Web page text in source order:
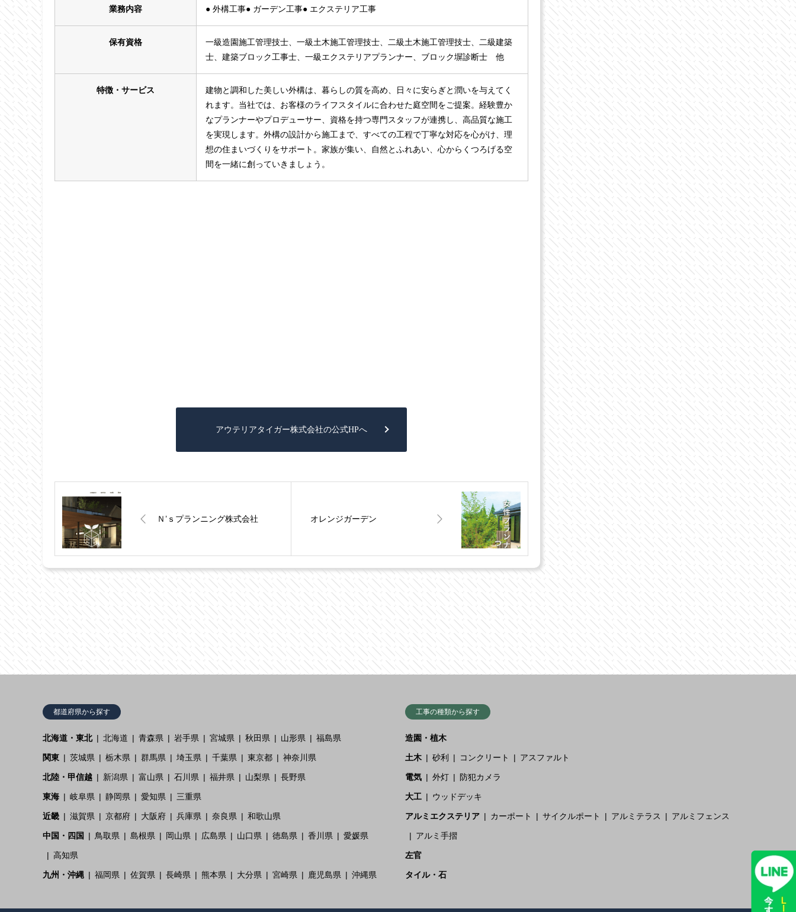
業務内容 ● 外構工事● ガーデン工事● エクステリア工事
保有資格
一級造園施工管理技士、一級土木施工管理技士、二級土木施工管理技士、二級建築
士、建築ブロック工事士、一級エクステリアプランナー、ブロック塀診断士 他
特徴・サービス
建物と調和した美しい外構は、暮らしの質を高め、日々に安らぎと潤いを与えてく
れます。当社では、お客様のライフスタイルに合わせた庭空間をご提案。経験豊か
なプランナーやプロデューサー、資格を持つ専門スタッフが連携し、高品質な施工
を実現します。外構の設計から施工まで、すべての工程で丁寧な対応を心がけ、理
想の住まいづくりをサポート。家族が集い、自然とふれあい、心からくつろげる空
間を一緒に創っていきましょう。
アウテリアタイガー株式会社の公式HPへ
Ｎ’ｓプランニング株式会社 オレンジガーデン
都道府県から探す
北海道・東北 北海道 青森県 岩手県 宮城県 秋田県 山形県 福島県
関東 茨城県 栃木県 群馬県 埼玉県 千葉県 東京都 神奈川県
北陸・甲信越 新潟県 富山県 石川県 福井県 山梨県 長野県
東海 岐阜県 静岡県 愛知県 三重県
近畿 滋賀県 京都府 大阪府 兵庫県 奈良県 和歌山県
中国・四国 鳥取県 島根県 岡山県 広島県 山口県 徳島県 香川県 愛媛県
高知県
九州・沖縄 福岡県 佐賀県 長崎県 熊本県 大分県 宮崎県 鹿児島県 沖縄県
工事の種類から探す
造園・植木
土木 砂利 コンクリート アスファルト
電気 外灯 防犯カメラ
大工 ウッドデッキ
アルミエクステリア カーポート サイクルポート アルミテラス アルミフェンス
アルミ手摺
左官
タイル・石